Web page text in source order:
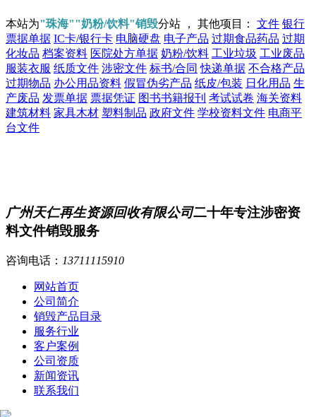
本站为"珠海""奶粉/饮料"销毁分站 ， 其他项目： 文件 银行
票据单据 IC卡/银行卡 电脑硬盘 电子产品 过期食品药品 过期
化妆品 档案资料 医院处方单据 奶粉/饮料 工业垃圾 工业废品
服装衣服 纸质文件 涉密文件 标书/合同 快递单据 不合格产品
过期物品 办公用品资料 假冒伪劣产品 纸皮/包装 日化用品 生
产废品 发票单据 票据凭证 图书书籍报刊 考试试卷 海关资料
建筑材料 家具木材 塑料制品 政府文件 学校资料文件 电商平
台文件
广州天仁再生资源回收有限公司二十年专注涉密资
料文件销毁服务
咨询电话： 13711115910
网站首页
公司简介
销毁产品目录
服务行业
客户案例
公司资质
新闻资讯
联系我们